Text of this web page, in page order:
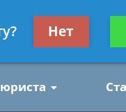
Получите
Нет